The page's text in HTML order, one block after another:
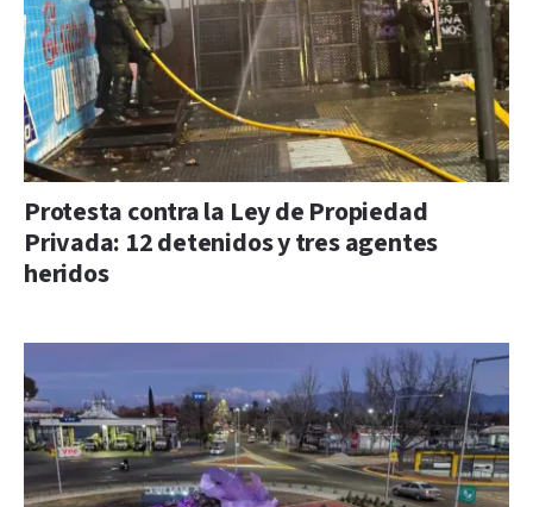
Protesta contra la Ley de Propiedad
Privada: 12 detenidos y tres agentes
heridos